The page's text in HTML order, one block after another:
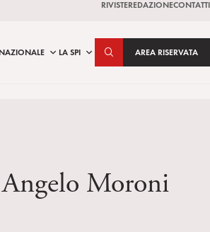
RIVISTEREDAZIONECONTATTI
LA SPI AREA RISERVATA
Angelo Moroni